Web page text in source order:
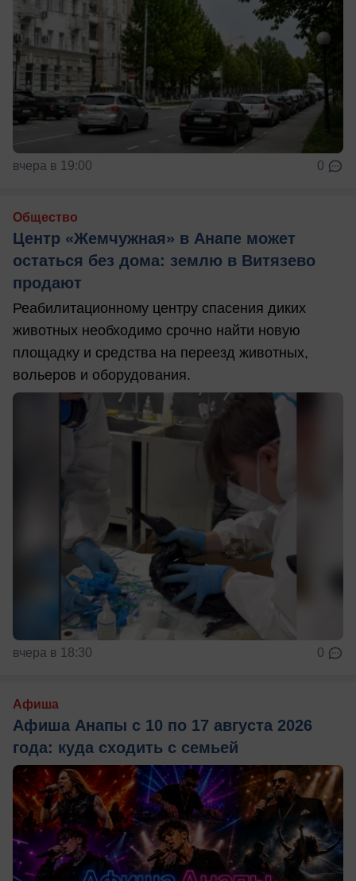
вчера в 19:00 0
Общество
Центр «Жемчужная» в Анапе может
остаться без дома: землю в Витязево
продают
Реабилитационному центру спасения диких
животных необходимо срочно найти новую
площадку и средства на переезд животных,
вольеров и оборудования.
вчера в 18:30 0
Афиша
Афиша Анапы с 10 по 17 августа 2026
года: куда сходить с семьей